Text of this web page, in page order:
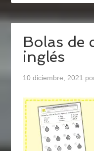
Bolas de
inglés
10 diciembre, 2021